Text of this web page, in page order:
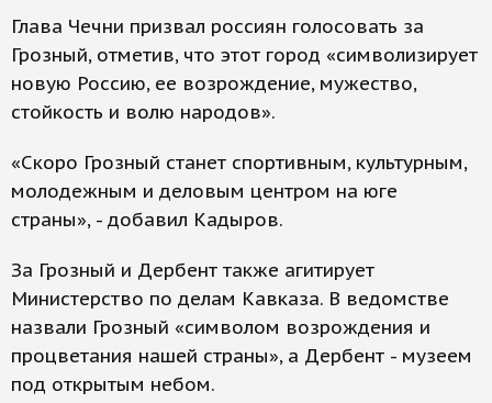
Глава Чечни призвал россиян голосовать за
Грозный, отметив, что этот город «символизирует
новую Россию, ее возрождение, мужество,
стойкость и волю народов».
«Скоро Грозный станет спортивным, культурным,
молодежным и деловым центром на юге
страны», - добавил Кадыров.
За Грозный и Дербент также агитирует
Министерство по делам Кавказа. В ведомстве
назвали Грозный «символом возрождения и
процветания нашей страны», а Дербент - музеем
под открытым небом.